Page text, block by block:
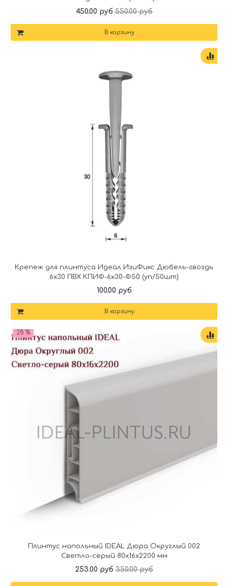
450.00 руб 550.00 руб
В корзину
Крепеж для плинтуса Идеал ИзиФикс Дюбель-гвоздь
6х30 ПВХ КПИФ-6х30-Ф50 (уп/50шт)
100.00 руб
В корзину
28 %
Плинтус напольный IDEAL Дюра Округлый 002
Светло-серый 80x16x2200 мм
253.00 руб 350.00 руб